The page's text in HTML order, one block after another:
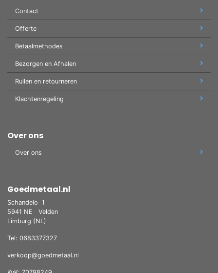
Contact
Offerte
Betaalmethodes
Bezorgen en Afhalen
Ruilen en retourneren
Klachtenregeling
Over ons
Over ons
Goedmetaal.nl
Schandelo 1
5941 NE
Velden
Limburg (NL)
Tel: 0683377327
verkoop@goedmetaal.nl